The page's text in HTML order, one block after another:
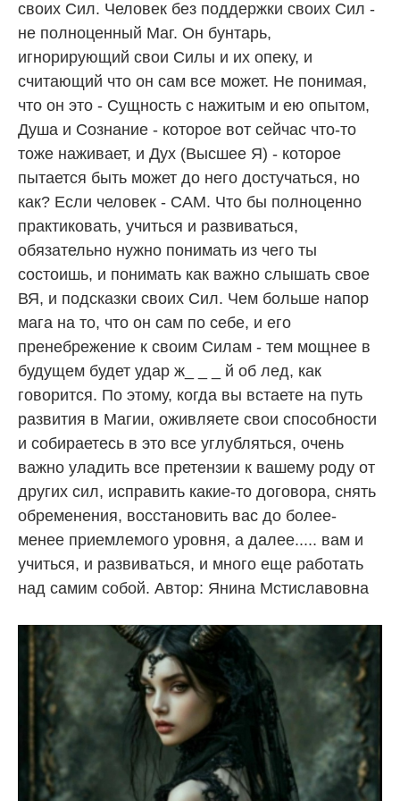
своих Сил. Человек без поддержки своих Сил -
не полноценный Маг. Он бунтарь,
игнорирующий свои Силы и их опеку, и
считающий что он сам все может. Не понимая,
что он это - Сущность с нажитым и ею опытом,
Душа и Сознание - которое вот сейчас что-то
тоже наживает, и Дух (Высшее Я) - которое
пытается быть может до него достучаться, но
как? Если человек - САМ. Что бы полноценно
практиковать, учиться и развиваться,
обязательно нужно понимать из чего ты
состоишь, и понимать как важно слышать свое
ВЯ, и подсказки своих Сил. Чем больше напор
мага на то, что он сам по себе, и его
пренебрежение к своим Силам - тем мощнее в
будущем будет удар ж_ _ _ й об лед, как
говорится. По этому, когда вы встаете на путь
развития в Магии, оживляете свои способности
и собираетесь в это все углубляться, очень
важно уладить все претензии к вашему роду от
других сил, исправить какие-то договора, снять
обременения, восстановить вас до более-
менее приемлемого уровня, а далее..... вам и
учиться, и развиваться, и много еще работать
над самим собой. Автор: Янина Мстиславовна